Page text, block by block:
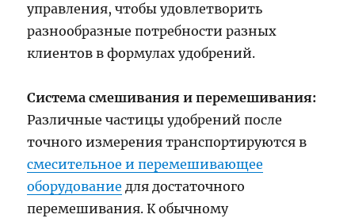
управления, чтобы удовлетворить
разнообразные потребности разных
клиентов в формулах удобрений.
Система смешивания и перемешивания:
Различные частицы удобрений после
точного измерения транспортируются в
смесительное и перемешивающее
оборудование для достаточного
перемешивания. К обычному